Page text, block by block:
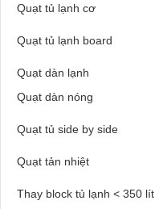
Quạt tủ lạnh cơ
Quạt tủ lạnh board
Quạt dàn lạnh
Quạt dàn nóng
Quạt tủ side by side
Quạt tản nhiệt
Thay block tủ lạnh < 350 lít